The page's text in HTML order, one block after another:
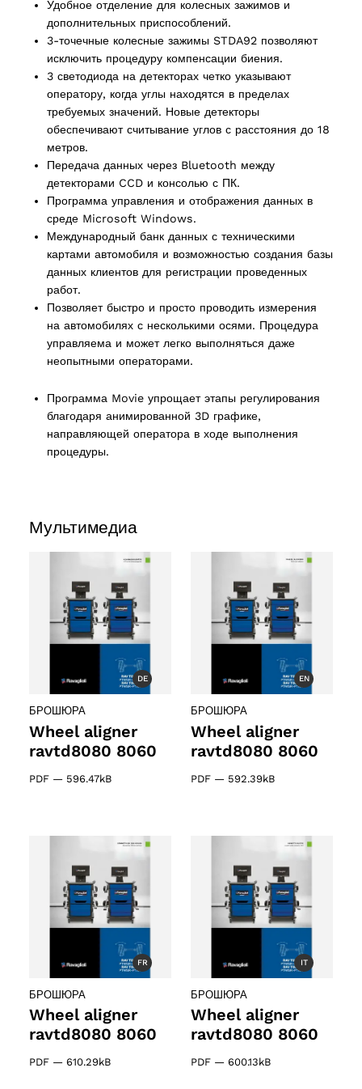
2 products
61 products
5 products
Удобное отделение для колесных зажимов и
дополнительных приспособлений.
3-точечные колесные зажимы STDA92 позволяют
исключить процедуру компенсации биения.
3 светодиода на детекторах четко указывают
оператору, когда углы находятся в пределах
требуемых значений. Новые детекторы
обеспечивают считывание углов с расстояния до 18
метров.
Передача данных через Bluetooth между
детекторами CCD и консолью с ПК.
Программа управления и отображения данных в
среде Microsoft Windows.
Международный банк данных с техническими
картами автомобиля и возможностью создания базы
данных клиентов для регистрации проведенных
работ.
Позволяет быстро и просто проводить измерения
на автомобилях с несколькими осями. Процедура
управляема и может легко выполняться даже
неопытными операторами.
Программа Movie упрощает этапы регулирования
благодаря анимированной 3D графике,
направляющей оператора в ходе выполнения
процедуры.
Мультимедиа
DE
БРОШЮРА
Wheel aligner
ravtd8080 8060
PDF — 596.47kB
EN
БРОШЮРА
Wheel aligner
ravtd8080 8060
PDF — 592.39kB
FR
БРОШЮРА
Wheel aligner
ravtd8080 8060
PDF — 610.29kB
IT
БРОШЮРА
Wheel aligner
ravtd8080 8060
PDF — 600.13kB